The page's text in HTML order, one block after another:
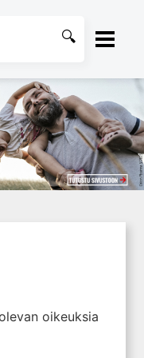
ETUSIVU
KIRJASTO
OHJEET
oikeuksia